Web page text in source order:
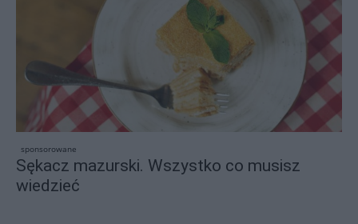
sponsorowane
Sękacz mazurski. Wszystko co musisz
wiedzieć